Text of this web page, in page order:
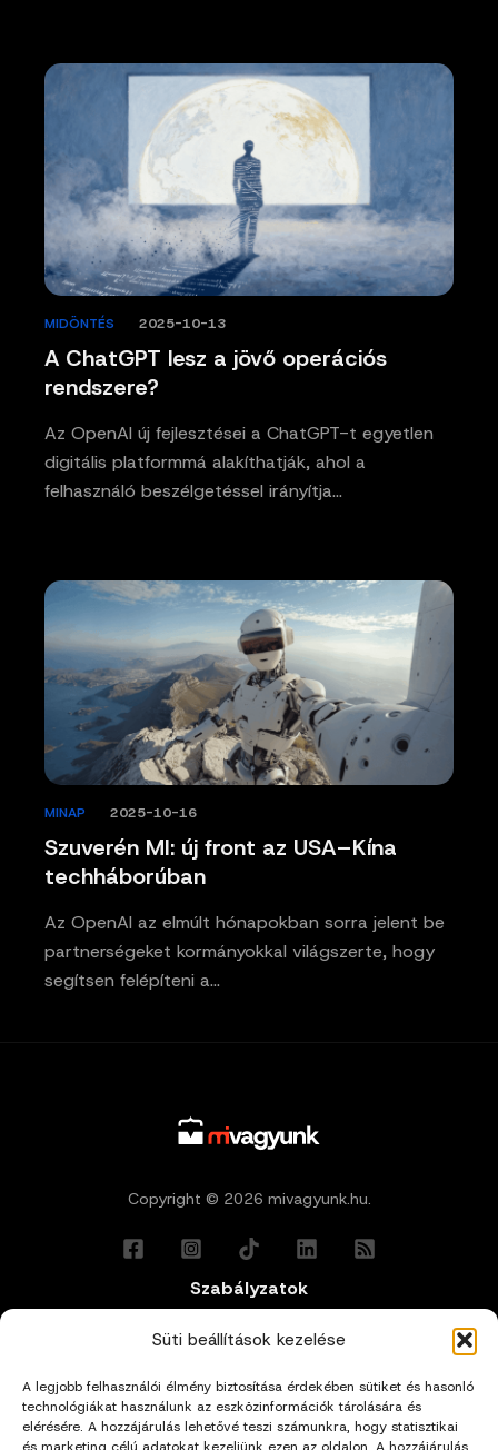
Süti beállítások kezelése
A legjobb felhasználói élmény biztosítása érdekében sütiket és hasonló
technológiákat használunk az eszközinformációk tárolására és
elérésére. A hozzájárulás lehetővé teszi számunkra, hogy statisztikai
A ChatGPT lesz a jövő operációs
rendszere?
MIDÖNTÉS 2025-10-13
Az OpenAI új fejlesztései a ChatGPT-t egyetlen
digitális platformmá alakíthatják, ahol a
felhasználó beszélgetéssel irányítja…
Szuverén MI: új front az USA–Kína
techháborúban
MINAP 2025-10-16
Az OpenAI az elmúlt hónapokban sorra jelent be
partnerségeket kormányokkal világszerte, hogy
segítsen felépíteni a…
Copyright © 2026 mivagyunk.hu.
Szabályzatok
Általános Felhasználási Feltételek
Adatkezelési Tájékoztató